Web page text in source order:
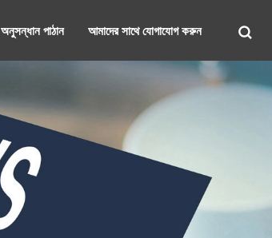
অনুসন্ধান পাঠান আমাদের সাথে যোগাযোগ করুন